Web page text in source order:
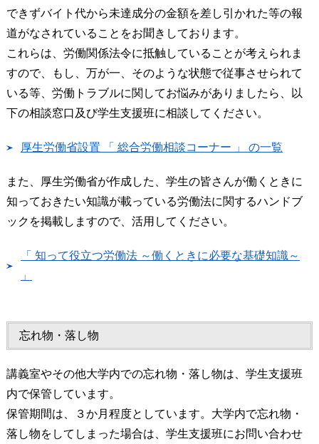
できずバイト代から未達成分の金額を差し引かれた等の報
道がなされていることをお聞きしております。
これらは、労働関係法令に抵触していることが考えられま
すので、もし、万が一、そのような状態で従事させられて
いる等、労働トラブルに関してお悩みがありましたら、以
下の相談窓口及び学生支援班に相談してください。
厚生労働省設置 「 総合労働相談コーナー 」 の一覧
また、厚生労働省が作成した、学生の皆さんが働くときに
知っておきたい知識が載っている労働法に関するハンドブ
ックを掲載しますので、活用してください。
「 知って役立つ労働法 ～働くときに必要な基礎知識～
」
忘れ物・落し物
講義室やその他大学内での忘れ物・落し物は、学生支援班
内で保管しています。
保管期間は、３か月程度としています。大学内で忘れ物・
落し物をしてしまった場合は、学生支援班にお問い合わせ